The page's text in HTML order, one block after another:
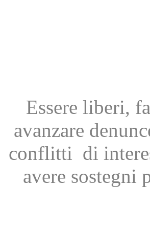
Essere liberi,
avanzare
conflitti di
avere sostegni